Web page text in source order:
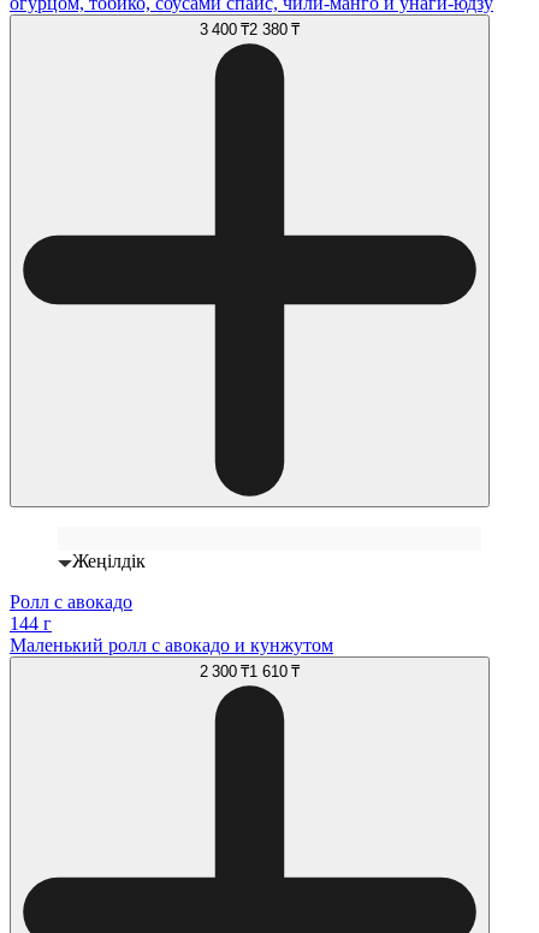
3 400 ₸2 380 ₸
Жеңілдік
Ролл с авокадо
144 г
Маленький ролл с авокадо и кунжутом
2 300 ₸1 610 ₸